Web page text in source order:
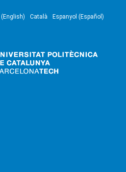
Català Espanyol (Español)